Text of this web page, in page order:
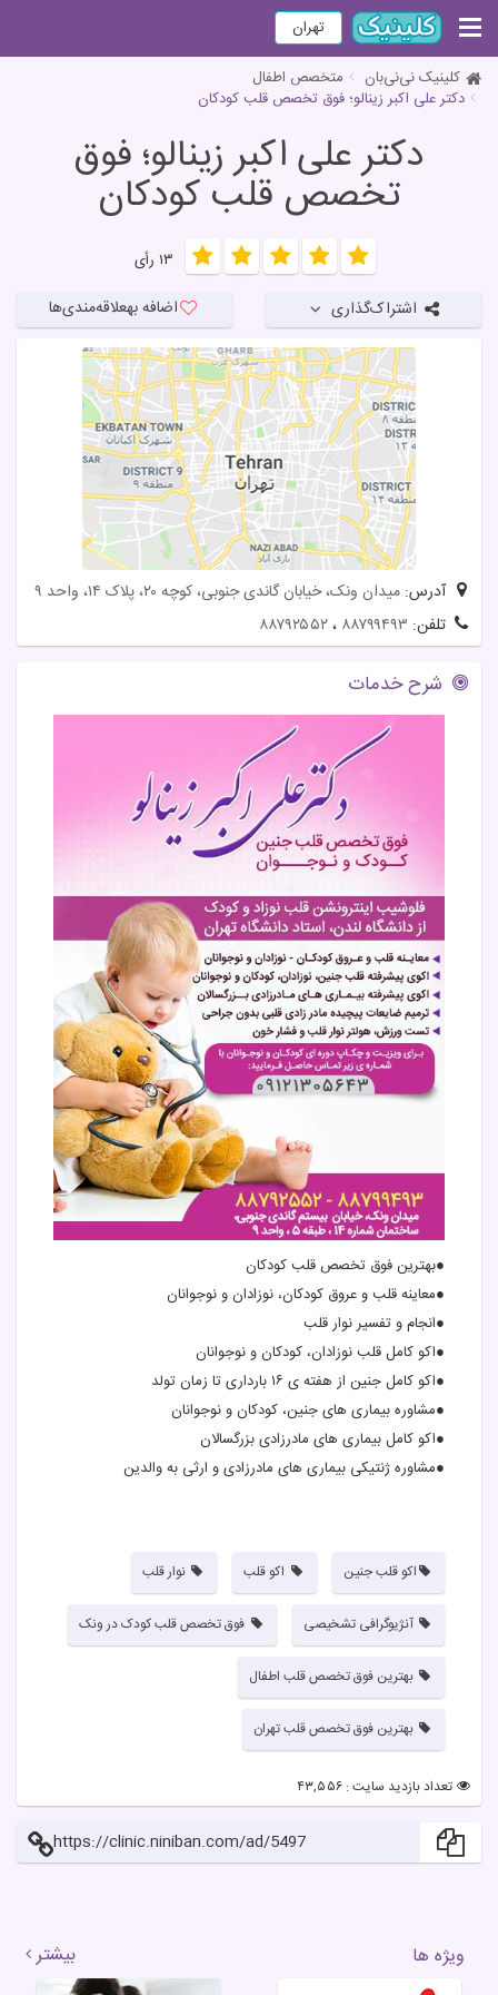
تهران
کلینیک نی‌نی‌بان
متخصص اطفال
دکتر علی اکبر زینالو؛ فوق تخصص قلب کودکان
دکتر علی اکبر زینالو؛ فوق
تخصص قلب کودکان
۱۳ رأی
اشتراک‌گذاری اضافه بهعلاقه‌مندی‌ها
آدرس: میدان ونک، خیابان گاندی جنوبی، کوچه ۲۰، پلاک ۱۴، واحد ۹
تلفن: ۸۸۷۹۹۴۹۳ ،۸۸۷۹۲۵۵۲
شرح خدمات
●بهترین فوق تخصص قلب کودکان
●معاینه قلب و عروق کودکان، نوزادان و نوجوانان
●انجام و تفسیر نوار قلب
●اکو کامل قلب نوزادان، کودکان و نوجوانان
●اکو کامل جنین از هفته ی ۱۶ بارداری تا زمان تولد
●مشاوره بیماری های جنین، کودکان و نوجوانان
●اکو کامل بیماری های مادرزادی بزرگسالان
●مشاوره ژنتیکی بیماری های مادرزادی و ارثی به والدین
اکو قلب جنین اکو قلب نوار قلب
آنژیوگرافی تشخیصی فوق تخصص قلب کودک در ونک
بهترین فوق تخصص قلب اطفال
بهترین فوق تخصص قلب تهران
تعداد بازدید سایت : ۴۳,۵۵۶
https://clinic.niniban.com/ad/5497
ویژه ها بیشتر